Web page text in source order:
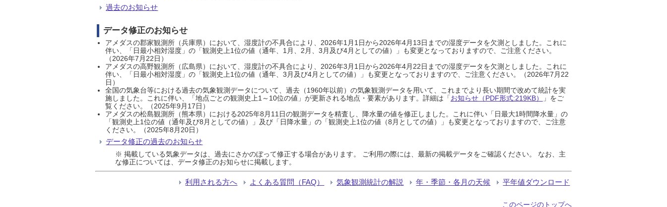
過去のお知らせ
データ修正のお知らせ
アメダスの郡家観測所（兵庫県）において、湿度計の不具合により、2026年1月1日から2026年4月13日までの湿度データを欠測としました。これに
伴い、「日最小相対湿度」の「観測史上1位の値（通年、1月、2月、3月及び4月としての値）」も変更となっておりますので、ご注意ください。
（2026年7月22日）
アメダスの高野観測所（広島県）において、湿度計の不具合により、2026年3月1日から2026年4月22日までの湿度データを欠測としました。これに
伴い、「日最小相対湿度」の「観測史上1位の値（通年、3月及び4月としての値）」も変更となっておりますので、ご注意ください。（2026年7月22
日）
全国の気象台等における過去の気象観測データについて、過去（1960年以前）の気象観測データを用いて、これまでより長い期間で改めて統計を実
施しました。これに伴い、「地点ごとの観測史上1～10位の値」が更新される地点・要素があります。詳細は「お知らせ（PDF形式:219KB）
」をご
覧ください。（2025年9月17日）
アメダスの松島観測所（熊本県）における2025年8月11日の観測データを精査し、降水量の値を修正しました。これに伴い「日最大1時間降水量」の
「観測史上1位の値（通年及び8月としての値）」及び「日降水量」の「観測史上1位の値（8月としての値）」も変更となっておりますので、ご注意
ください。（2025年8月20日）
データ修正の過去のお知らせ
※ 掲載している気象データは、過去にさかのぼって修正する場合があります。 ご利用の際には、最新の掲載データをご確認ください。 なお、主
な修正については、データ修正のお知らせに掲載します。
利用される方へ よくある質問（FAQ） 気象観測統計の解説 年・季節・各月の天候 平年値ダウンロード
このページのトップへ